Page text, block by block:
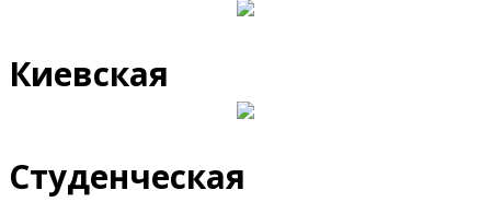
Киевская
Студенческая